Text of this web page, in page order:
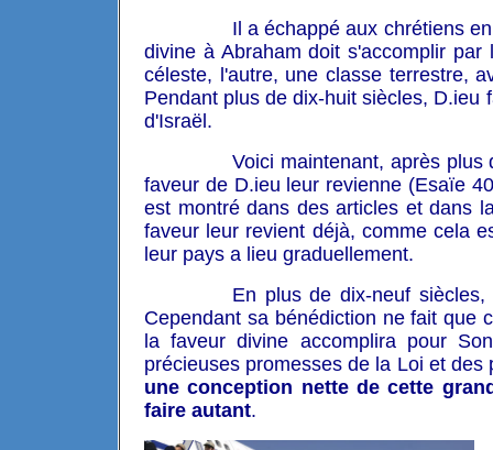
Il a échappé aux chrétiens
divine à Abraham doit s'accomplir
céleste, l'autre, une classe terrestre,
Pendant plus de dix-huit siècles, D.ieu
d'Israël.
Voici maintenant, après
faveur de D.ieu leur revienne (Esaïe
est montré dans des articles et dans
faveur leur revient déjà, comme cela
leur pays a lieu graduellement.
En plus de dix-neuf
Cependant sa bénédiction ne fait que
la faveur divine accomplira pour
précieuses promesses de la Loi et
une conception nette de cette
faire autant.